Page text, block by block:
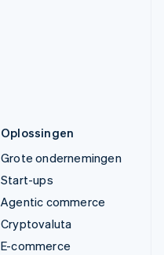
Oplossingen
Grote ondernemingen
Start-ups
Agentic commerce
Cryptovaluta
E-commerce